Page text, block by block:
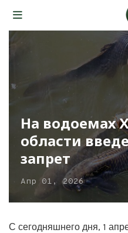
На водоемах
области
запрет
Апр 01, 2026
С сегодняшнего дня, 1